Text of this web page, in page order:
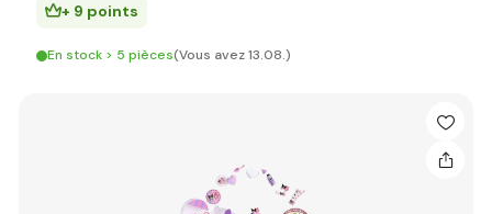
+ 9 points
En stock > 5 pièces(Vous avez 13.08.)